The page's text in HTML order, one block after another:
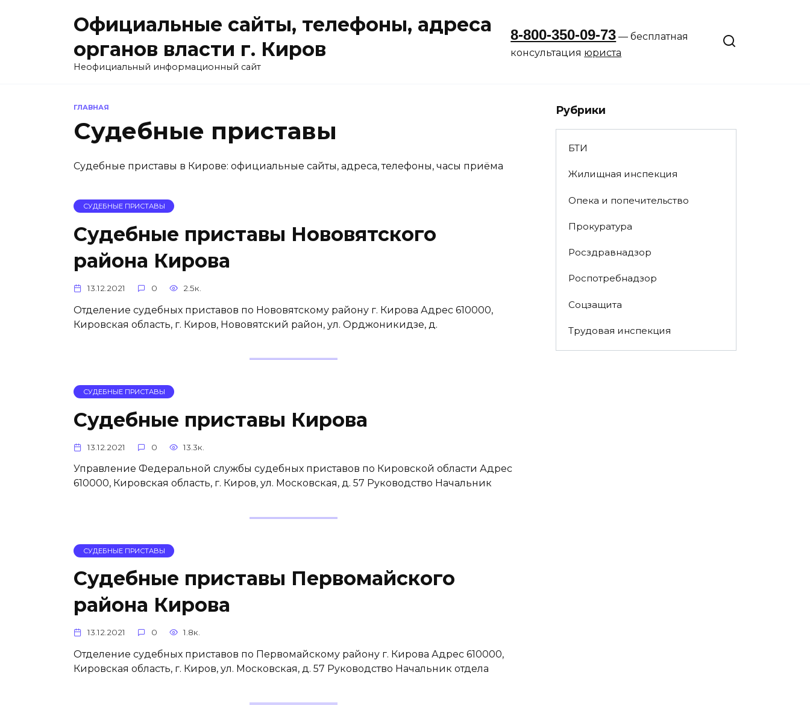
Официальные сайты, телефоны, адреса
органов власти г. Киров
Неофициальный информационный сайт
8-800-350-09-73 — бесплатная
консультация юриста
ГЛАВНАЯ
Судебные приставы
Судебные приставы в Кирове: официальные сайты, адреса, телефоны, часы приёма
СУДЕБНЫЕ ПРИСТАВЫ
Судебные приставы Нововятского
района Кирова
13.12.2021 0 2.5к.
Отделение судебных приставов по Нововятскому району г. Кирова Адрес 610000,
Кировская область, г. Киров, Нововятский район, ул. Орджоникидзе, д.
СУДЕБНЫЕ ПРИСТАВЫ
Судебные приставы Кирова
13.12.2021 0 13.3к.
Управление Федеральной службы судебных приставов по Кировской области Адрес
610000, Кировская область, г. Киров, ул. Московская, д. 57 Руководство Начальник
СУДЕБНЫЕ ПРИСТАВЫ
Судебные приставы Первомайского
района Кирова
13.12.2021 0 1.8к.
Отделение судебных приставов по Первомайскому району г. Кирова Адрес 610000,
Кировская область, г. Киров, ул. Московская, д. 57 Руководство Начальник отдела
Рубрики
БТИ
Жилищная инспекция
Опека и попечительство
Прокуратура
Росздравнадзор
Роспотребнадзор
Соцзащита
Трудовая инспекция